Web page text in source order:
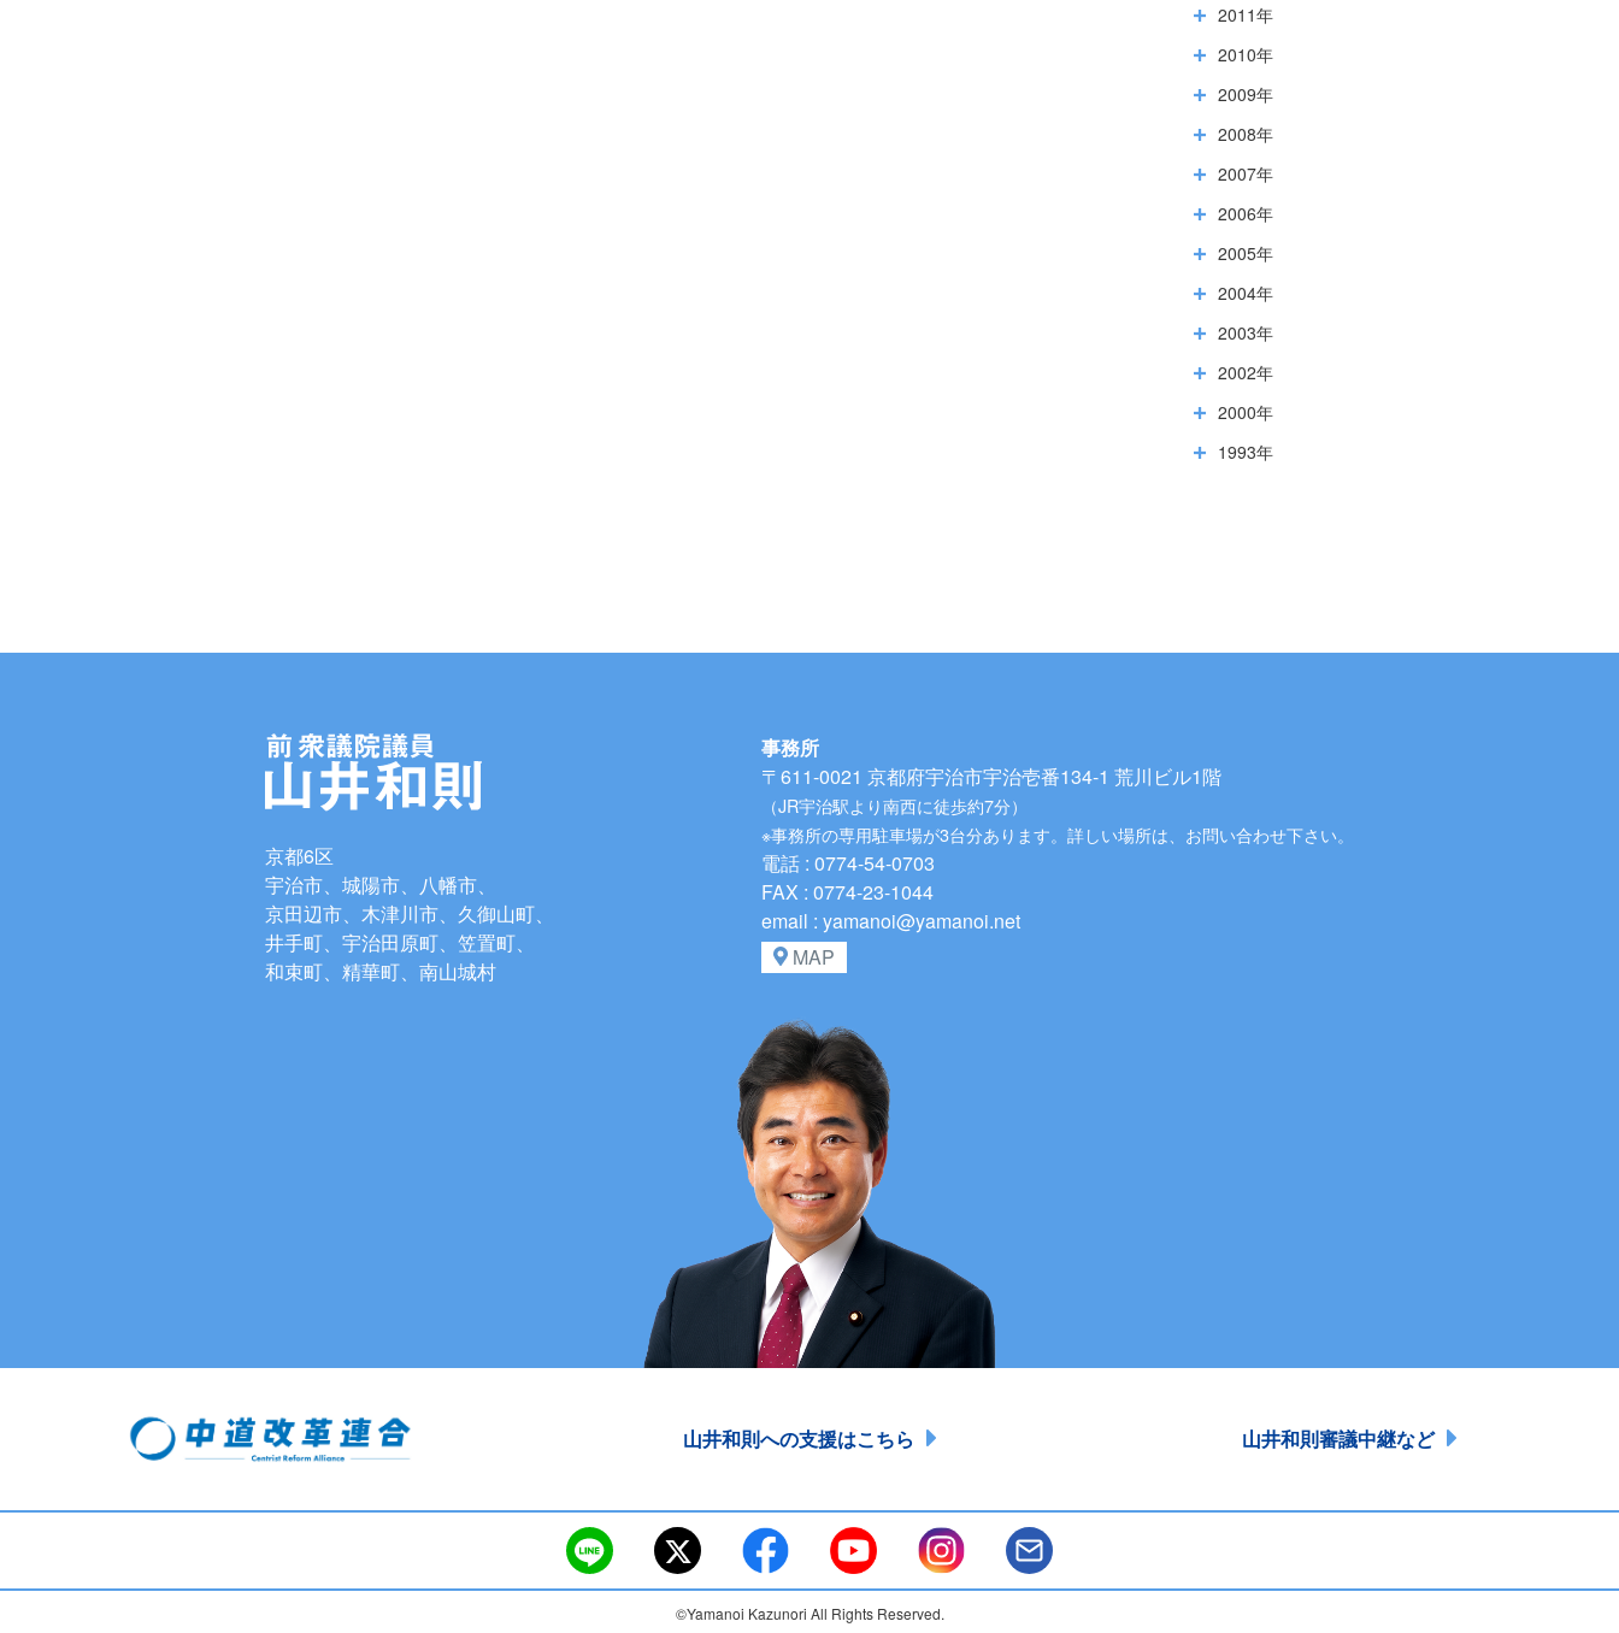
2011年
2010年
2009年
2008年
2007年
2006年
2005年
2004年
2003年
2002年
2000年
1993年
京都6区
宇治市、城陽市、八幡市、
京田辺市、木津川市、久御山町、
井手町、宇治田原町、笠置町、
和束町、精華町、南山城村
事務所
〒611-0021 京都府宇治市宇治壱番134-1 荒川ビル1階
（JR宇治駅より南西に徒歩約7分）
※事務所の専用駐車場が3台分あります。 詳しい場所は、お問い合わせ下さい。
電話 : 0774-54-0703
FAX : 0774-23-1044
email : yamanoi@yamanoi.net
MAP
山井和則への支援はこちら 山井和則審議中継など
©Yamanoi Kazunori All Rights Reserved.